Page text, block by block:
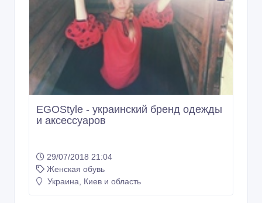
EGOStyle - украинский бренд одежды
и аксессуаров
29/07/2018 21:04
Женская обувь
Украина, Киев и область